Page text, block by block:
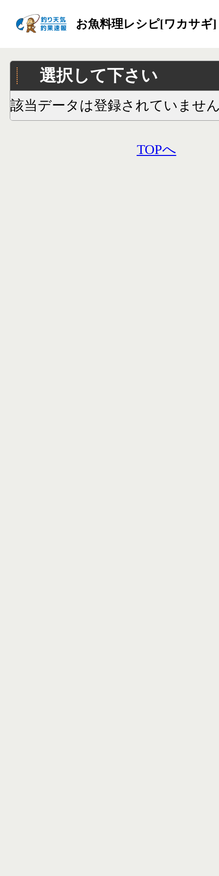
お魚料理レシピ[ワカサギ]
選択して下さい
該当データは登録されていませ
TOPへ